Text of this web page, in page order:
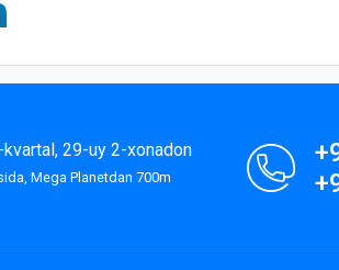
29-uy 2-xonadon
Mega Planetdan 700m